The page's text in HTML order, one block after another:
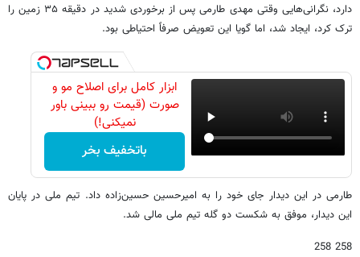
دارد، نگرانی‌هایی وقتی مهدی طارمی پس از برخوردی شدید در دقیقه ۳۵ زمین را
ترک کرد، ایجاد شد، اما گویا این تعویض صرفاً احتیاطی بود.
ابزار کامل برای اصلاح مو و
صورت (قیمت رو ببینی باور
نمیکنی!)
باتخفیف بخر
طارمی در این دیدار جای خود را به امیرحسین حسین‌زاده داد. تیم ملی در پایان
این دیدار، موفق به شکست دو گله تیم ملی مالی شد.
258 258